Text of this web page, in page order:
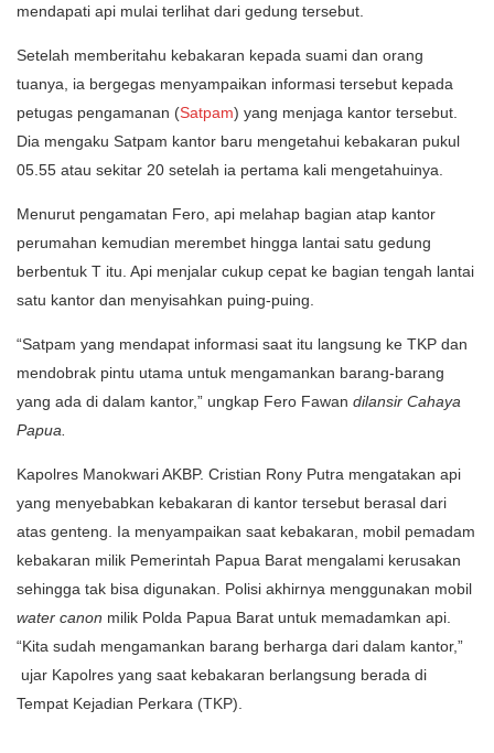
mendapati api mulai terlihat dari gedung tersebut.
Setelah memberitahu kebakaran kepada suami dan orang
tuanya, ia bergegas menyampaikan informasi tersebut kepada
petugas pengamanan (Satpam) yang menjaga kantor tersebut.
Dia mengaku Satpam kantor baru mengetahui kebakaran pukul
05.55 atau sekitar 20 setelah ia pertama kali mengetahuinya.
Menurut pengamatan Fero, api melahap bagian atap kantor
perumahan kemudian merembet hingga lantai satu gedung
berbentuk T itu. Api menjalar cukup cepat ke bagian tengah lantai
satu kantor dan menyisahkan puing-puing.
“Satpam yang mendapat informasi saat itu langsung ke TKP dan
mendobrak pintu utama untuk mengamankan barang-barang
yang ada di dalam kantor,” ungkap Fero Fawan dilansir Cahaya
Papua.
Kapolres Manokwari AKBP. Cristian Rony Putra mengatakan api
yang menyebabkan kebakaran di kantor tersebut berasal dari
atas genteng. Ia menyampaikan saat kebakaran, mobil pemadam
kebakaran milik Pemerintah Papua Barat mengalami kerusakan
sehingga tak bisa digunakan. Polisi akhirnya menggunakan mobil
water canon milik Polda Papua Barat untuk memadamkan api.
“Kita sudah mengamankan barang berharga dari dalam kantor,”
ujar Kapolres yang saat kebakaran berlangsung berada di
Tempat Kejadian Perkara (TKP).